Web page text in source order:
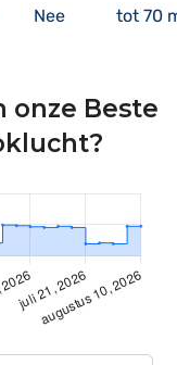
Nee tot 70
onze Beste